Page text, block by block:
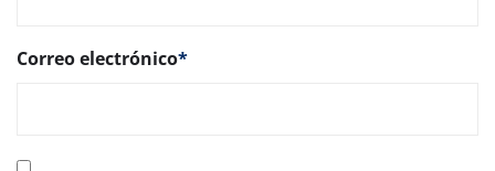
Correo electrónico*